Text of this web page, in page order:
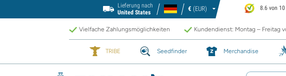
Lieferung nach
United States
€ (EUR) 8.6 von
Vielfache Zahlungsmöglichkeiten Kundendienst: Montag – Freitag
TRIBE Seedfinder Merchandise